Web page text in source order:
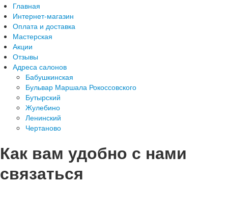
Главная
Интернет-магазин
Оплата и доставка
Мастерская
Акции
Отзывы
Адреса салонов
Бабушкинская
Бульвар Маршала Рокоссовского
Бутырский
Жулебино
Ленинский
Чертаново
Как вам удобно с нами
связаться